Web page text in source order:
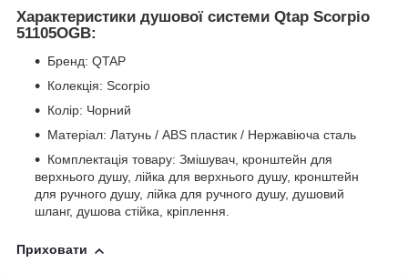
Характеристики душової системи Qtap Scorpio
51105OGB:
Бренд: QTAP
Колекція: Scorpio
Колір: Чорний
Матеріал: Латунь / ABS пластик / Нержавіюча сталь
Комплектація товару: Змішувач, кронштейн для
верхнього душу, лійка для верхнього душу, кронштейн
для ручного душу, лійка для ручного душу, душовий
шланг, душова стійка, кріплення.
Приховати